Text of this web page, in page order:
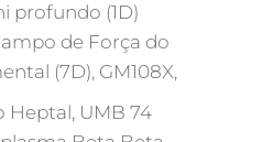
profundo (1D)
de Força do
(7D), GM108X,
Heptal, UMB 74